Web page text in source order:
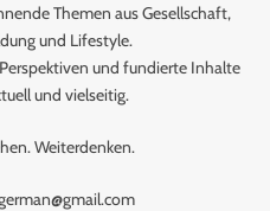
Themen aus Gesellschaft,
und Lifestyle.
und fundierte Inhalte
und vielseitig.
Weiterdenken.